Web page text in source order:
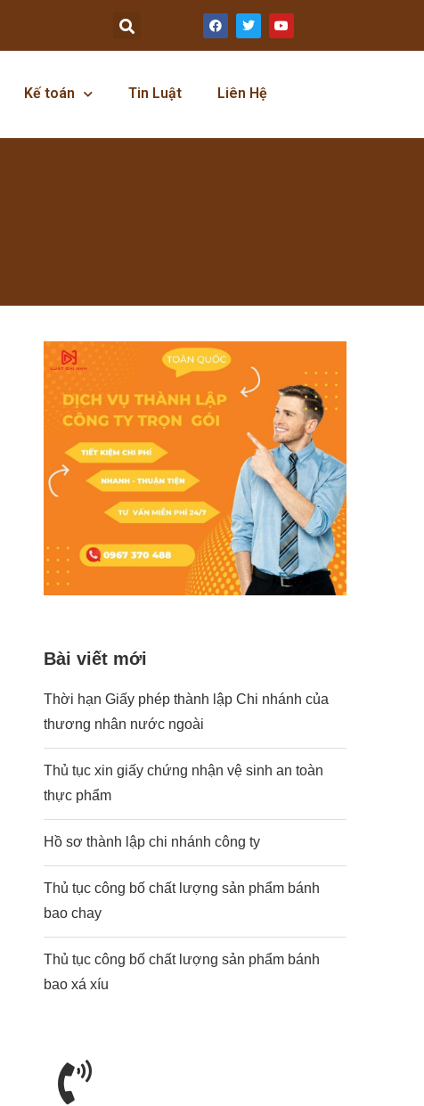
Kế toán Tin Luật Liên Hệ
Bài viết mới
Thời hạn Giấy phép thành lập Chi nhánh của
thương nhân nước ngoài
Thủ tục xin giấy chứng nhận vệ sinh an toàn
thực phẩm
Hồ sơ thành lập chi nhánh công ty
Thủ tục công bố chất lượng sản phẩm bánh
bao chay
Thủ tục công bố chất lượng sản phẩm bánh
bao xá xíu